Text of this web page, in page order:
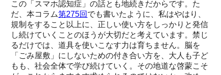
この「スマホ認知症」の話とも地続きだからです。た
だ、本コラム第275回 でも書いたように、私はやはり、
規制をすること以上に、正しい使い方をしっかりと発信
し続けていくことのほうが大切だと考えています。禁じ
るだけでは、道具を使いこなす力は育ちません。脳を
「ごみ屋敷」にしないための付き合い方を、大人も子ど
もも、社会全体で学び続けていく。その地道な啓蒙こそ